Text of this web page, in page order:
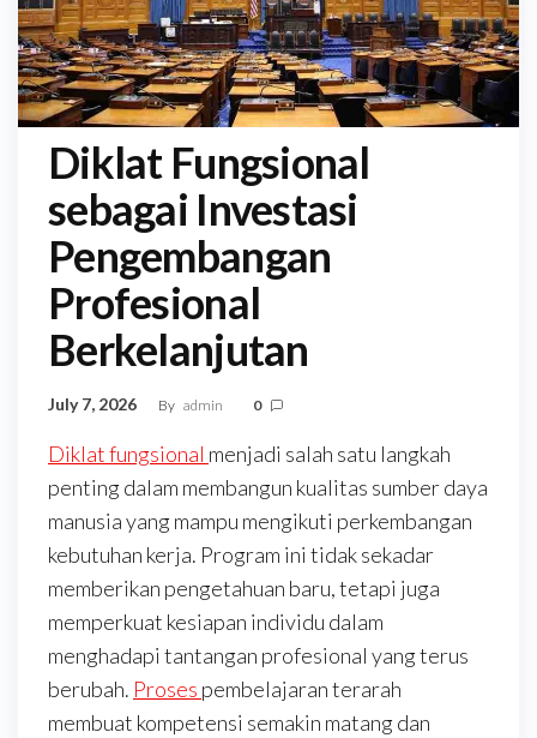
Diklat Fungsional
sebagai Investasi
Pengembangan
Profesional
Berkelanjutan
July 7, 2026 By admin 0
Diklat fungsional menjadi salah satu langkah
penting dalam membangun kualitas sumber daya
manusia yang mampu mengikuti perkembangan
kebutuhan kerja. Program ini tidak sekadar
memberikan pengetahuan baru, tetapi juga
memperkuat kesiapan individu dalam
menghadapi tantangan profesional yang terus
berubah. Proses pembelajaran terarah
membuat kompetensi semakin matang dan